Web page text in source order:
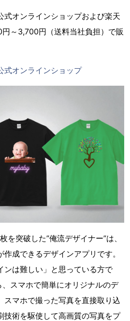
式オンラインショップおよび楽天
～3,700円（送料当社負担）で販
式オンラインショップ
を突破した”俺流デザイナー”は、
成できるデザインアプリです。
ンは難しい」と思っている方で
、スマホで簡単にオリジナルのデ
スマホで撮った写真を直接取り込
技術を駆使して高画質の写真をプ